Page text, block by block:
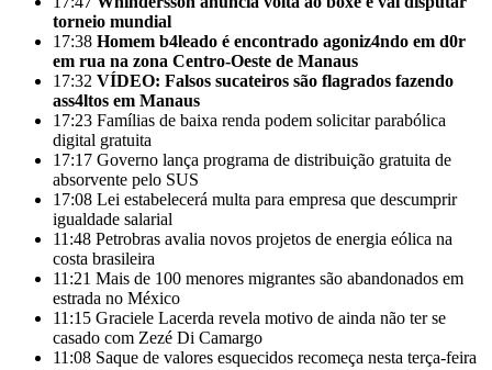
torneio mundial
17:38 Homem b4leado é encontrado agoniz4ndo em d0r
em rua na zona Centro-Oeste de Manaus
17:32 VÍDEO: Falsos sucateiros são flagrados fazendo
ass4ltos em Manaus
17:23 Famílias de baixa renda podem solicitar parabólica
digital gratuita
17:17 Governo lança programa de distribuição gratuita de
absorvente pelo SUS
17:08 Lei estabelecerá multa para empresa que descumprir
igualdade salarial
11:48 Petrobras avalia novos projetos de energia eólica na
costa brasileira
11:21 Mais de 100 menores migrantes são abandonados em
estrada no México
11:15 Graciele Lacerda revela motivo de ainda não ter se
casado com Zezé Di Camargo
11:08 Saque de valores esquecidos recomeça nesta terça-feira